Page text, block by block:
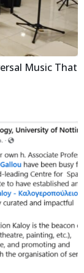
Music That